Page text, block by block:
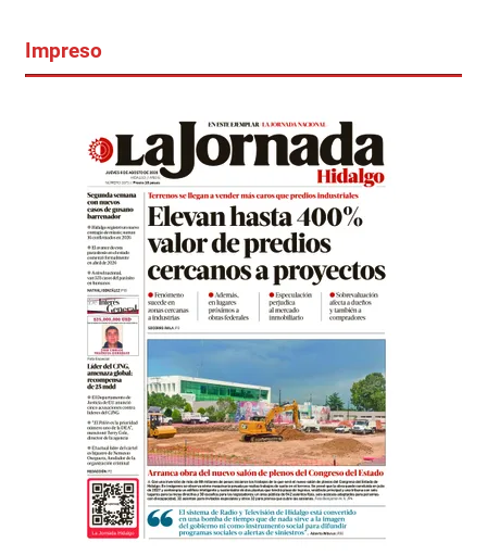
Impreso